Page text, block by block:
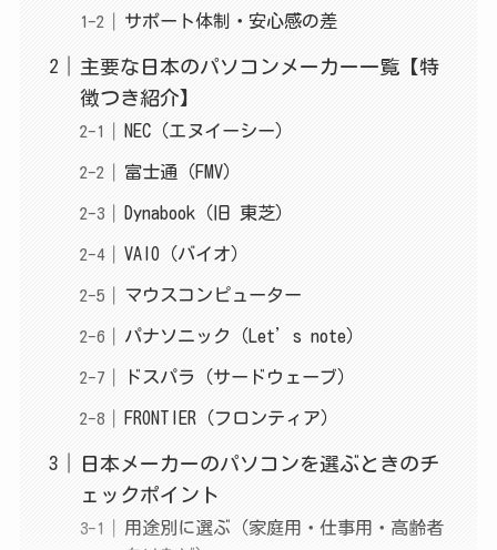
サポート体制・安心感の差
主要な日本のパソコンメーカー一覧【特
徴つき紹介】
NEC（エヌイーシー）
富士通（FMV）
Dynabook（旧 東芝）
VAIO（バイオ）
マウスコンピューター
パナソニック（Let’s note）
ドスパラ（サードウェーブ）
FRONTIER（フロンティア）
日本メーカーのパソコンを選ぶときのチ
ェックポイント
用途別に選ぶ（家庭用・仕事用・高齢者